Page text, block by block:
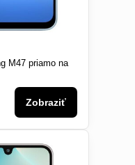
M47 priamo na
Zobraziť